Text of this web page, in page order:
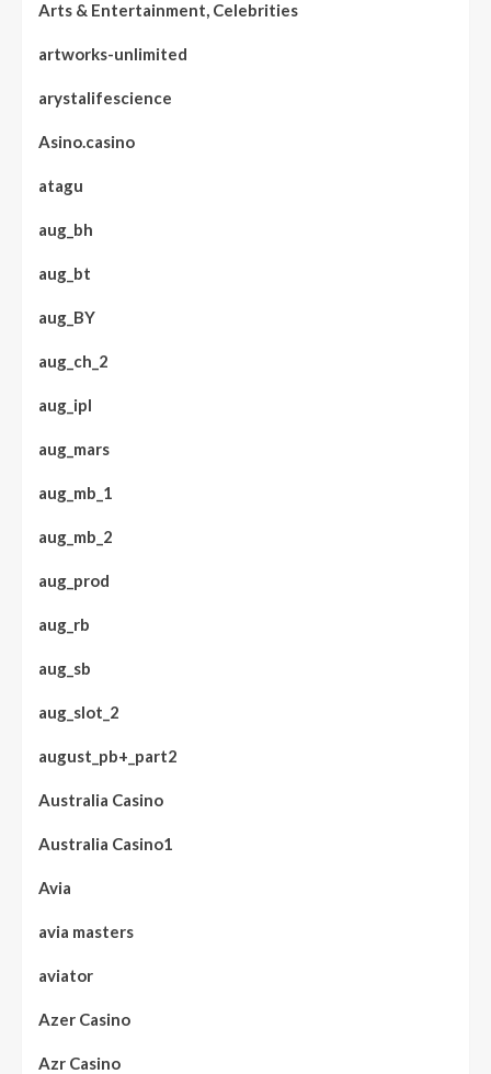
Arts & Entertainment, Celebrities
artworks-unlimited
arystalifescience
Asino.casino
atagu
aug_bh
aug_bt
aug_BY
aug_ch_2
aug_ipl
aug_mars
aug_mb_1
aug_mb_2
aug_prod
aug_rb
aug_sb
aug_slot_2
august_pb+_part2
Australia Casino
Australia Casino1
Avia
avia masters
aviator
Azer Casino
Azr Casino